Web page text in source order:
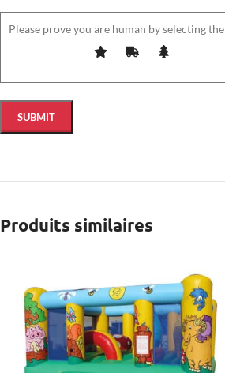
Please prove you are human by selecting the
Produits similaires